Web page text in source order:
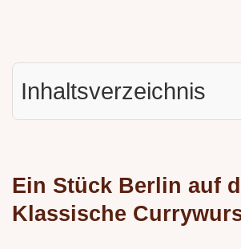
Inhaltsverzeichnis
Ein Stück Berlin auf
Klassische